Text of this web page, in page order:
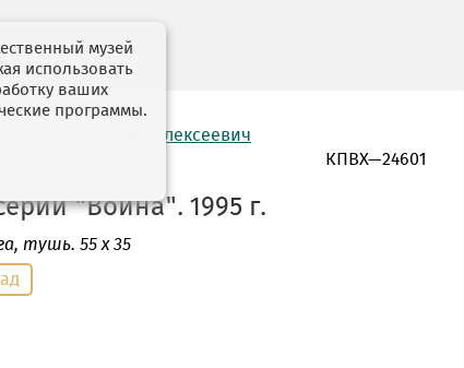
Грибов Евгений Алексеевич
КПВХ—24601
"Война". 1995 г.
, тушь. 55 х 35
музей
использовать
ваших
программы.